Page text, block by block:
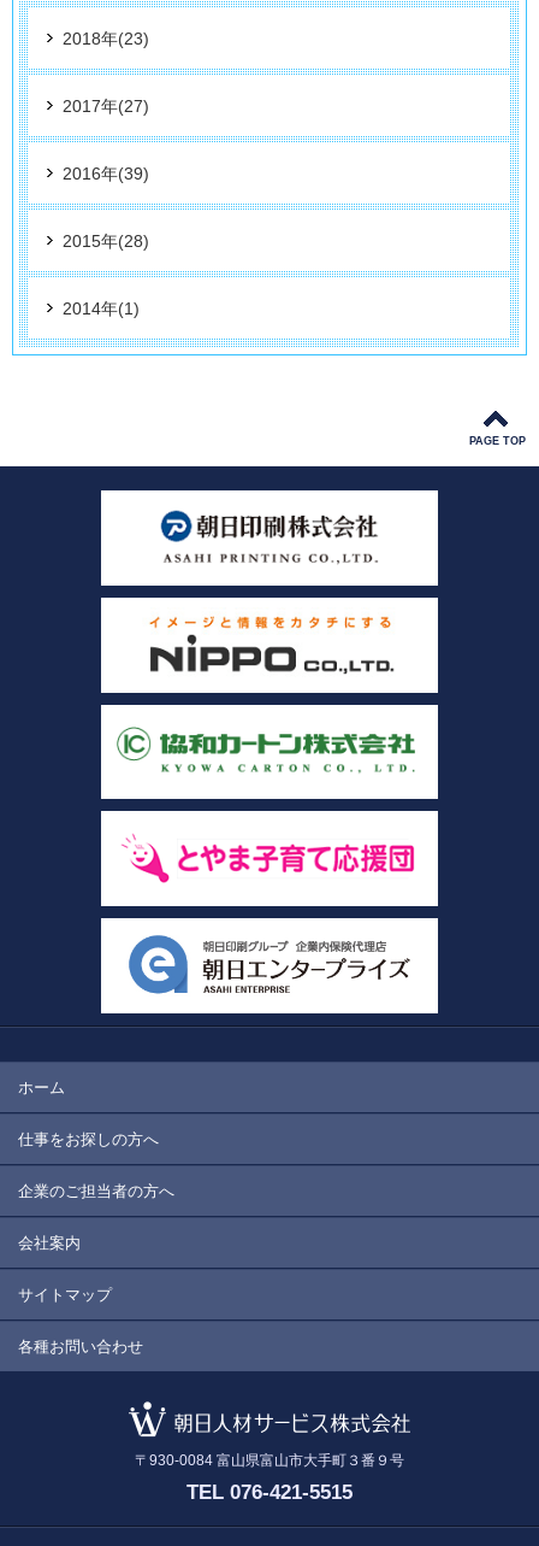
2018年(23)
2017年(27)
2016年(39)
2015年(28)
2014年(1)
PAGE TOP
ホーム
仕事をお探しの方へ
企業のご担当者の方へ
会社案内
サイトマップ
各種お問い合わせ
〒930-0084 富山県富山市大手町３番９号
TEL 076-421-5515